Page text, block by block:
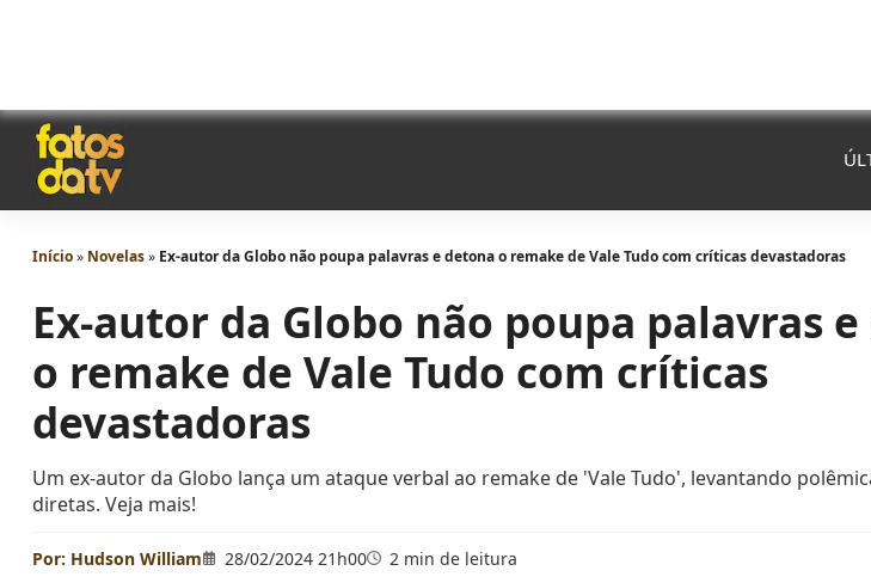
Início» Novelas» Ex-autor da Globo não poupa palavras e detona o remake de Vale Tudo com críticas devastadoras
Ex-autor da Globo não poupa palavras
o remake de Vale Tudo com críticas
devastadoras
Um ex-autor da Globo lança um ataque verbal ao remake de 'Vale Tudo', levantando
diretas. Veja mais!
Por: Hudson William 28/02/2024 21h00 2 min de leitura